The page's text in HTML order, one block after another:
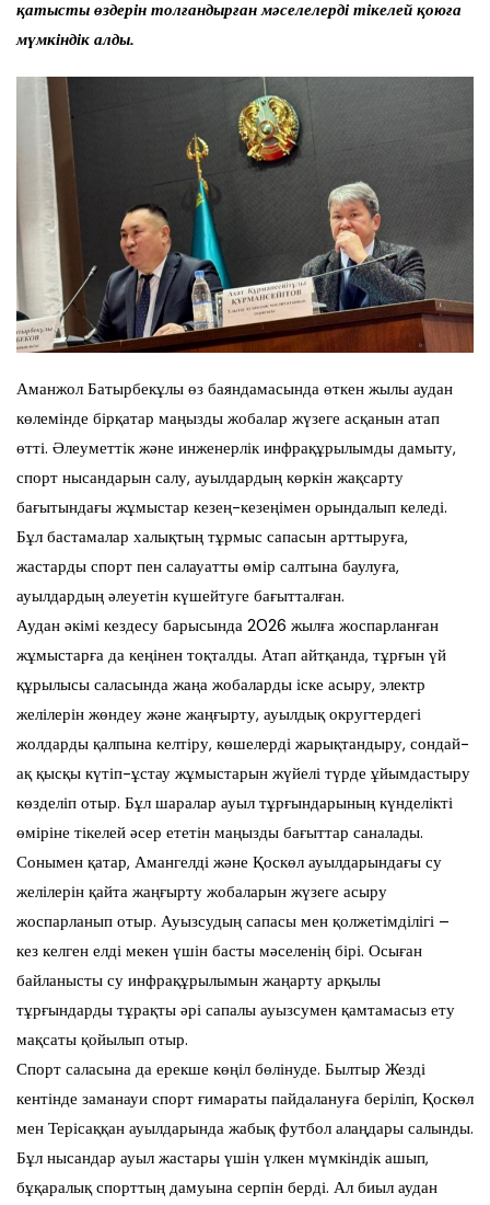
қатысты өздерін толғандырған мәселелерді тікелей қоюға
мүмкіндік алды.
Аманжол Батырбекұлы өз баяндамасында өткен жылы аудан
көлемінде бірқатар маңызды жобалар жүзеге асқанын атап
өтті. Әлеуметтік және инженерлік инфрақұрылымды дамыту,
спорт нысандарын салу, ауылдардың көркін жақсарту
бағытындағы жұмыстар кезең-кезеңімен орындалып келеді.
Бұл бастамалар халықтың тұрмыс сапасын арттыруға,
жастарды спорт пен салауатты өмір салтына баулуға,
ауылдардың әлеуетін күшейтуге бағытталған.
Аудан әкімі кездесу барысында 2026 жылға жоспарланған
жұмыстарға да кеңінен тоқталды. Атап айтқанда, тұрғын үй
құрылысы саласында жаңа жобаларды іске асыру, электр
желілерін жөндеу және жаңғырту, ауылдық округтердегі
жолдарды қалпына келтіру, көшелерді жарықтандыру, сондай-
ақ қысқы күтіп-ұстау жұмыстарын жүйелі түрде ұйымдастыру
көзделіп отыр. Бұл шаралар ауыл тұрғындарының күнделікті
өміріне тікелей әсер ететін маңызды бағыттар саналады.
Сонымен қатар, Амангелді және Қоскөл ауылдарындағы су
желілерін қайта жаңғырту жобаларын жүзеге асыру
жоспарланып отыр. Ауызсудың сапасы мен қолжетімділігі –
кез келген елді мекен үшін басты мәселенің бірі. Осыған
байланысты су инфрақұрылымын жаңарту арқылы
тұрғындарды тұрақты әрі сапалы ауызсумен қамтамасыз ету
мақсаты қойылып отыр.
Спорт саласына да ерекше көңіл бөлінуде. Былтыр Жезді
кентінде заманауи спорт ғимараты пайдалануға беріліп, Қоскөл
мен Терісаққан ауылдарында жабық футбол алаңдары салынды.
Бұл нысандар ауыл жастары үшін үлкен мүмкіндік ашып,
бұқаралық спорттың дамуына серпін берді. Ал биыл аудан